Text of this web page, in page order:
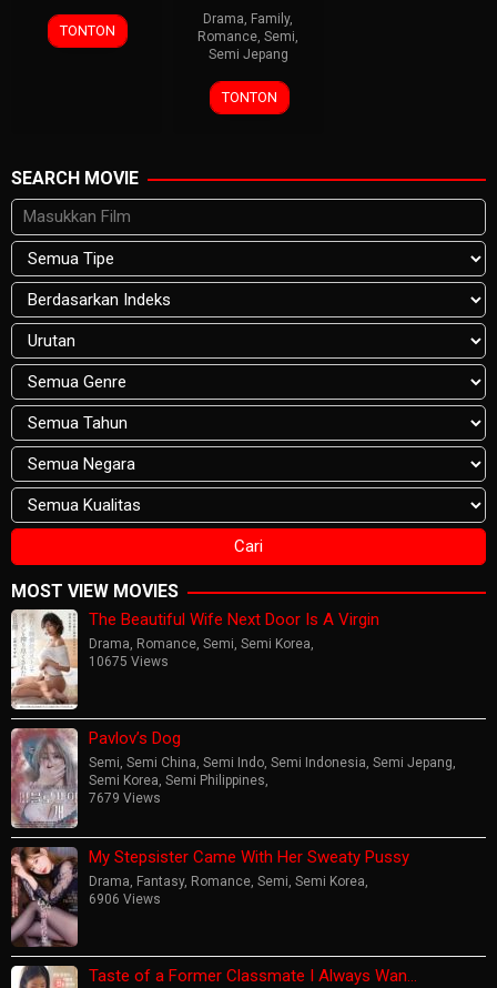
TONTON
Drama, Family,
Romance,Semi,
Semi Jepang
TONTON
SEARCH MOVIE
MOST VIEW MOVIES
The Beautiful Wife Next Door Is A Virgin
Drama, Romance, Semi, Semi Korea,
10675 Views
Pavlov’s Dog
Semi, Semi China, Semi Indo, Semi Indonesia, Semi Jepang,
Semi Korea, Semi Philippines,
7679 Views
My Stepsister Came With Her Sweaty Pussy
Drama, Fantasy, Romance, Semi, Semi Korea,
6906 Views
Taste of a Former Classmate I Always Wan…